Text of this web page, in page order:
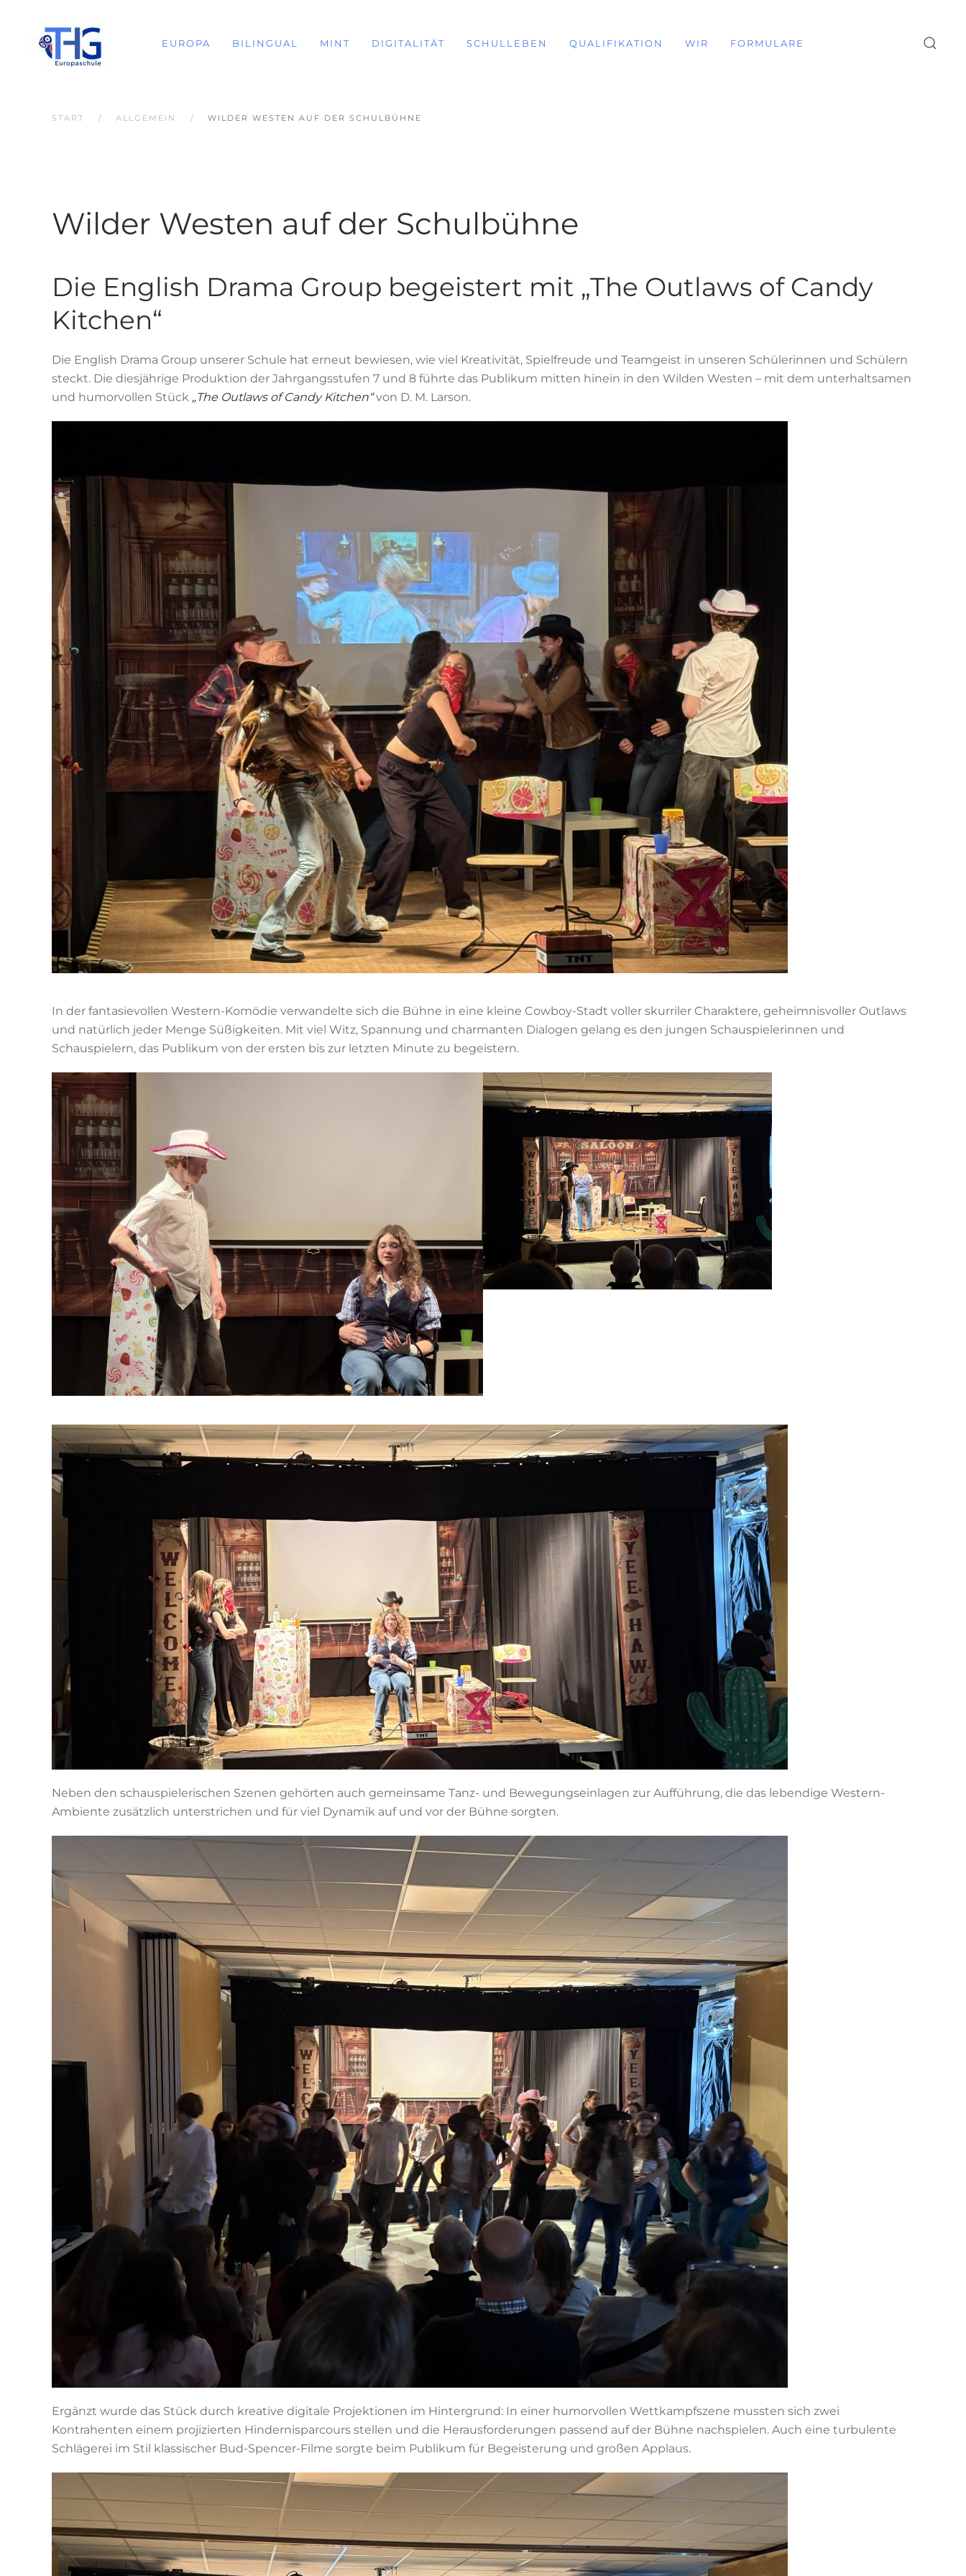
EUROPA BILINGUAL MINT DIGITALITÄT SCHULLEBEN QUALIFIKATION WIR FORMULARE
START ALLGEMEIN WILDER WESTEN AUF DER SCHULBÜHNE
Wilder Westen auf der Schulbühne
Die English Drama Group begeistert mit „The Outlaws of Candy
Kitchen“
Die English Drama Group unserer Schule hat erneut bewiesen, wie viel Kreativität, Spielfreude und Teamgeist in unseren Schülerinnen und Schülern
steckt. Die diesjährige Produktion der Jahrgangsstufen 7 und 8 führte das Publikum mitten hinein in den Wilden Westen – mit dem unterhaltsamen
und humorvollen Stück „The Outlaws of Candy Kitchen“von D. M. Larson.
In der fantasievollen Western-Komödie verwandelte sich die Bühne in eine kleine Cowboy-Stadt voller skurriler Charaktere, geheimnisvoller Outlaws
und natürlich jeder Menge Süßigkeiten. Mit viel Witz, Spannung und charmanten Dialogen gelang es den jungen Schauspielerinnen und
Schauspielern, das Publikum von der ersten bis zur letzten Minute zu begeistern.
Neben den schauspielerischen Szenen gehörten auch gemeinsame Tanz- und Bewegungseinlagen zur Aufführung, die das lebendige Western-
Ambiente zusätzlich unterstrichen und für viel Dynamik auf und vor der Bühne sorgten.
Ergänzt wurde das Stück durch kreative digitale Projektionen im Hintergrund: In einer humorvollen Wettkampfszene mussten sich zwei
Kontrahenten einem projizierten Hindernisparcours stellen und die Herausforderungen passend auf der Bühne nachspielen. Auch eine turbulente
Schlägerei im Stil klassischer Bud-Spencer-Filme sorgte beim Publikum für Begeisterung und großen Applaus.